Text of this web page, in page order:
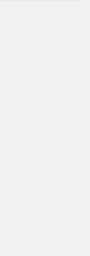
записей,
интерфейса.
продуктов.
выполнять
работы.
для
и французском.